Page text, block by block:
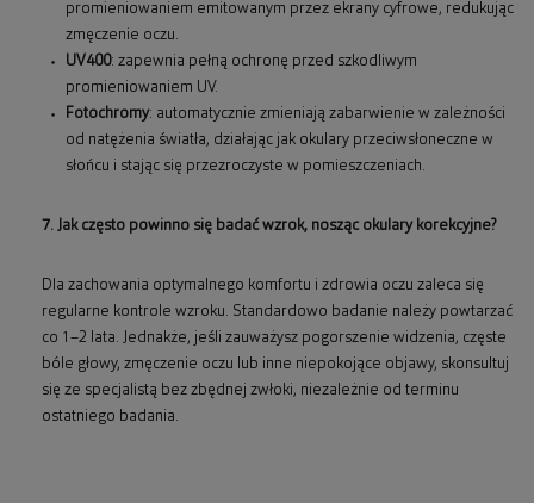
promieniowaniem emitowanym przez ekrany cyfrowe, redukując
zmęczenie oczu.
UV400: zapewnia pełną ochronę przed szkodliwym
promieniowaniem UV.
Fotochromy: automatycznie zmieniają zabarwienie w zależności
od natężenia światła, działając jak okulary przeciwsłoneczne w
słońcu i stając się przezroczyste w pomieszczeniach.
7. Jak często powinno się badać wzrok, nosząc okulary korekcyjne?
Dla zachowania optymalnego komfortu i zdrowia oczu zaleca się
regularne kontrole wzroku. Standardowo badanie należy powtarzać
co 1–2 lata. Jednakże, jeśli zauważysz pogorszenie widzenia, częste
bóle głowy, zmęczenie oczu lub inne niepokojące objawy, skonsultuj
się ze specjalistą bez zbędnej zwłoki, niezależnie od terminu
ostatniego badania.